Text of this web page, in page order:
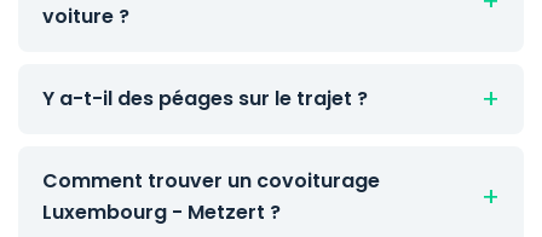
voiture ?
Y a-t-il des péages sur le trajet ?
Comment trouver un covoiturage
Luxembourg - Metzert ?